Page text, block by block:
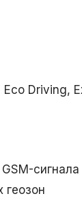
Driving,
сигнала
геозон